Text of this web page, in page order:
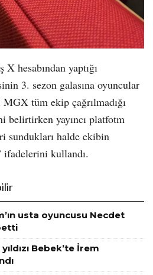
hesabından yaptığı
3. sezon galasına oyuncular
tüm ekip çağrılmadığı
belirtirken yayıncı platfotm
sundukları halde ekibin
ifadelerini kullandı.
usta oyuncusu Necdet
Bebek’te İrem